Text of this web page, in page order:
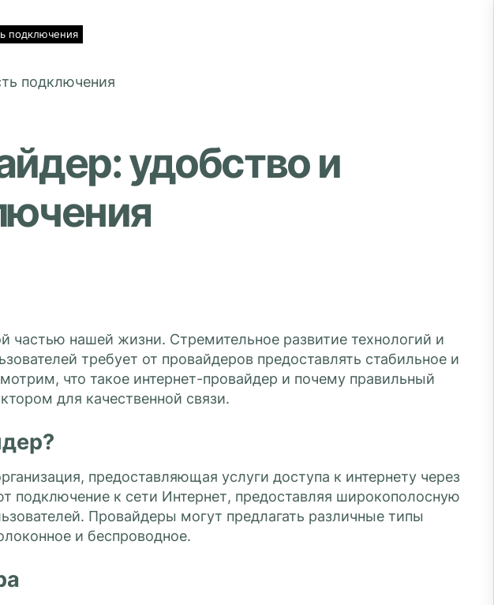
подключения
удобство и
частью нашей жизни. Стремительное развитие технологий и
требует от провайдеров предоставлять стабильное и
что такое интернет-провайдер и почему правильный
для качественной связи.
предоставляющая услуги доступа к интернету через
подключение к сети Интернет, предоставляя широкополосную
Провайдеры могут предлагать различные типы
и беспроводное.